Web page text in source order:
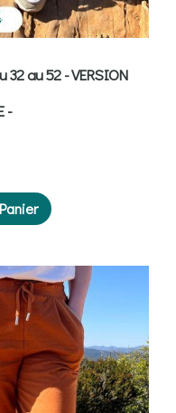
au 52 - VERSION
-